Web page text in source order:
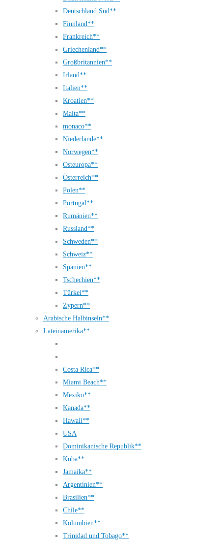
Deutschland Süd**
Finnland**
Frankreich**
Griechenland**
Großbritannien**
Irland**
Italien**
Kroatien**
Malta**
monaco**
Niederlande**
Norwegen**
Osteuropa**
Österreich**
Polen**
Portugal**
Rumänien**
Russland**
Schweden**
Schweiz**
Spanien**
Tschechien**
Türkei**
Zypern**
Arabische Halbinseln**
Lateinamerika**
Costa Rica**
Miami Beach**
Mexiko**
Kanada**
Hawaii**
USA
Dominikanische Republik**
Kuba**
Jamaika**
Argentinien**
Brasilien**
Chile**
Kolumbien**
Trinidad und Tobago**